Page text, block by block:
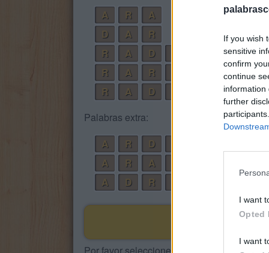
If you wish
sensitive
confirm
continue
information
further
I want
Opted
I want
A
R
A
D
A
R
R
A D
R
A R
R
A D
Palabras extra:
A
R D
A
R A
A
D R